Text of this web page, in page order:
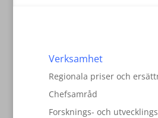
Verksamhet
Regionala priser och
Chefsamråd
Forsknings- och